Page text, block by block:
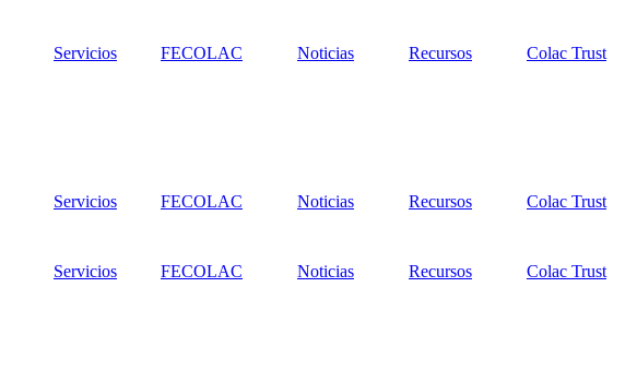
Servicios FECOLAC Noticias Recursos
Colac Trust
Servicios FECOLAC Noticias Recursos Colac Trust
Servicios FECOLAC Noticias Recursos
Colac Trust